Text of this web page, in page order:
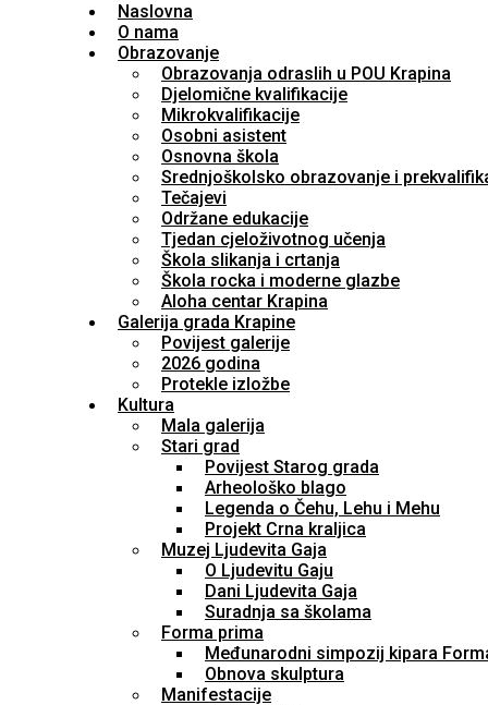
Naslovna
O nama
Obrazovanje
Obrazovanja odraslih u POU Krapina
Djelomične kvalifikacije
Mikrokvalifikacije
Osobni asistent
Osnovna škola
Srednjoškolsko obrazovanje i
Tečajevi
Održane edukacije
Tjedan cjeloživotnog učenja
Škola slikanja i crtanja
Škola rocka i moderne glazbe
Aloha centar Krapina
Galerija grada Krapine
Povijest galerije
2026 godina
Protekle izložbe
Kultura
Mala galerija
Stari grad
Povijest Starog grada
Arheološko blago
Legenda o Čehu, Lehu i Mehu
Projekt Crna kraljica
Muzej Ljudevita Gaja
O Ljudevitu Gaju
Dani Ljudevita Gaja
Suradnja sa školama
Forma prima
Međunarodni simpozij kipara
Obnova skulptura
Manifestacije